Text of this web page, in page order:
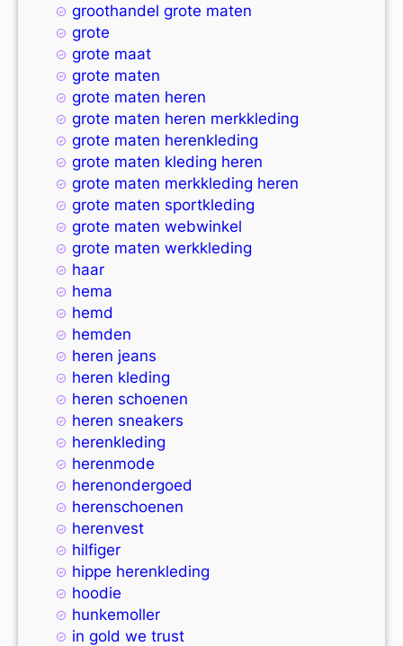
groothandel grote maten
grote
grote maat
grote maten
grote maten heren
grote maten heren merkkleding
grote maten herenkleding
grote maten kleding heren
grote maten merkkleding heren
grote maten sportkleding
grote maten webwinkel
grote maten werkkleding
haar
hema
hemd
hemden
heren jeans
heren kleding
heren schoenen
heren sneakers
herenkleding
herenmode
herenondergoed
herenschoenen
herenvest
hilfiger
hippe herenkleding
hoodie
hunkemoller
in gold we trust